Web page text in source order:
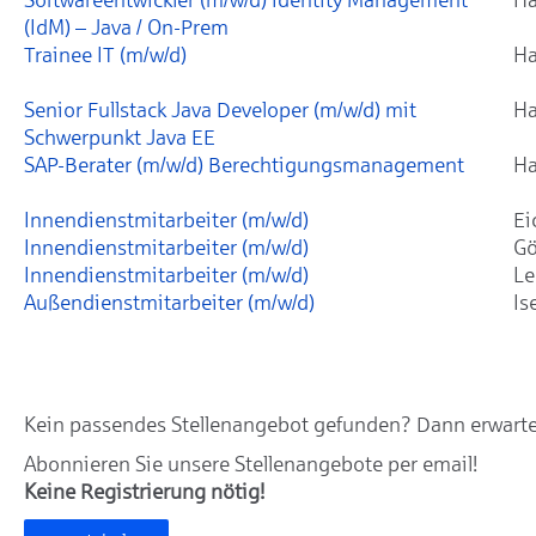
(IdM) – Java / On-Prem
Trainee IT (m/w/d)
Senior Fullstack Java Developer (m/w/d) mit
Schwerpunkt Java EE
SAP-Berater (m/w/d) Berechtigungsmanagement
Innendienstmitarbeiter (m/w/d)
Innendienstmitarbeiter (m/w/d)
Innendienstmitarbeiter (m/w/d)
Außendienstmitarbeiter (m/w/d)
Kein passendes Stellenangebot gefunden? Dann
Abonnieren Sie unsere Stellenangebote per email!
Keine Registrierung nötig!